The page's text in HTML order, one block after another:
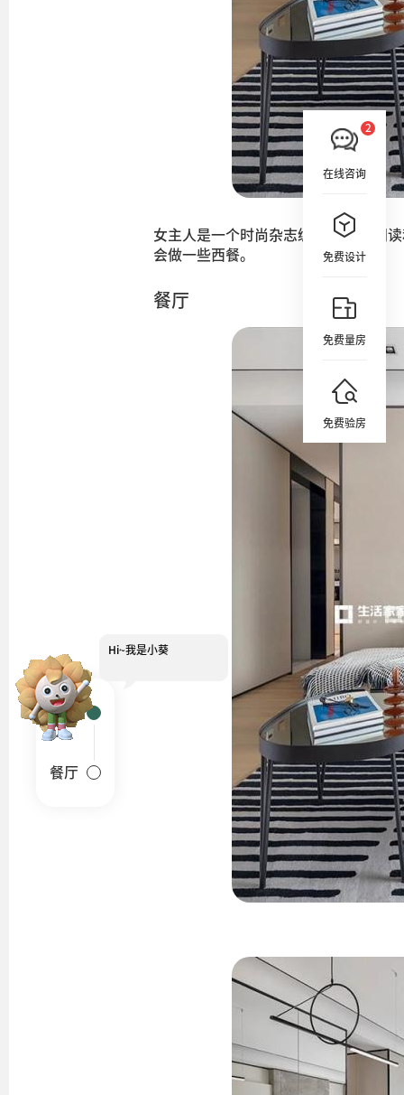
在线咨询
免费设计
免费量房
免费验房
女主人是一个时尚杂志编辑， 喜欢阅
会做一些西餐。
餐厅
客厅
餐厅
Hi~我是小葵